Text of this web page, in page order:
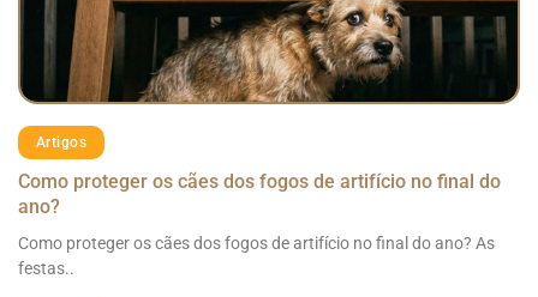
Artigos
Como proteger os cães dos fogos de artifício no final do
ano?
Como proteger os cães dos fogos de artifício no final do ano? As
festas..